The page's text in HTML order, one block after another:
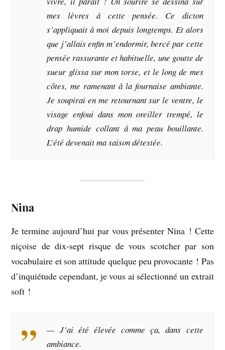
mes lèvres à cette pensée. Ce dicton
s’appliquait à moi depuis longtemps. Et alors
que j’allais enfin m’endormir, bercé par cette
pensée rassurante et habituelle, une goutte de
sueur glissa sur mon torse, et le long de mes
côtes, me ramenant à la fournaise ambiante.
Je soupirai en me retournant sur le ventre, le
visage enfoui dans mon oreiller trempé, le
drap humide collant à ma peau bouillante.
L’été devenait ma saison détestée.
Nina
Je termine aujourd’hui par vous présenter Nina ! Cette
niçoise de dix-sept risque de vous scotcher par son
vocabulaire et son attitude quelque peu provocante ! Pas
d’inquiétude cependant, je vous ai sélectionné un extrait
soft !
— J’ai été élevée comme ça, dans cette
ambiance.